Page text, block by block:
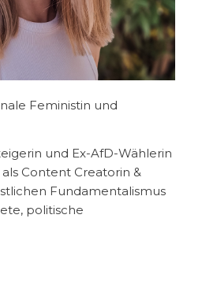
Feministin und
und Ex-AfD-Wählerin
Content Creatorin &
Fundamentalismus
politische